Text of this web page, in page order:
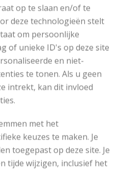
op te slaan en/of te
deze technologieën stelt
om persoonlijke
of unieke ID's op deze site
en niet-
te tonen. Als u geen
intrekt, kan dit invloed
met het
keuzes te maken. Je
toegepast op deze site. Je
tijde wijzigen, inclusief het
een vochtige doek en laat
, mouw-, en zijnaden.
130) st op met kaki,
zonder knop. Brei met de 4e
1. Brei tot een hoogte van
Sla de boord op de
st tegen de binnenkant
armsgaten.
POSTS